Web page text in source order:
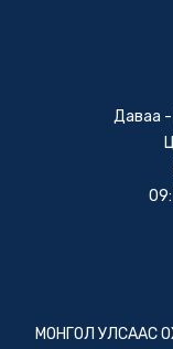
Даваа -
МОНГОЛ УЛСААС